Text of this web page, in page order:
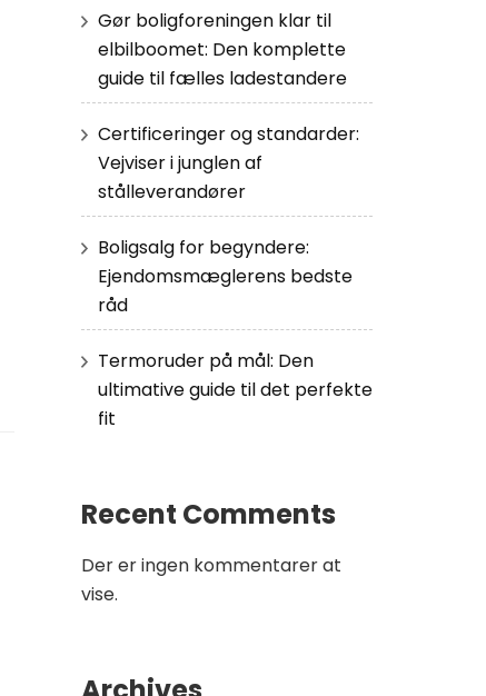
Gør boligforeningen klar til
elbilboomet: Den komplette
guide til fælles ladestandere
Certificeringer og standarder:
Vejviser i junglen af
stålleverandører
Boligsalg for begyndere:
Ejendomsmæglerens bedste
råd
Termoruder på mål: Den
ultimative guide til det perfekte
fit
Recent Comments
Der er ingen kommentarer at
vise.